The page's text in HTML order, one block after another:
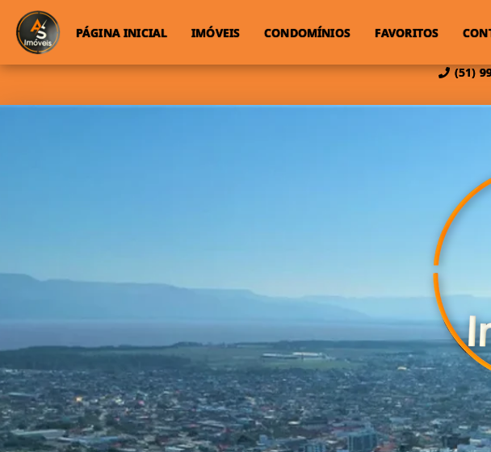
(51)
PÁGINA INICIAL IMÓVEIS CONDOMÍNIOS FAVORITOS